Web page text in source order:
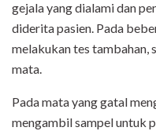
gejala yang dialami dan
diderita pasien. Pada
melakukan tes tambahan,
mata.
Pada mata yang gatal
mengambil sampel untuk